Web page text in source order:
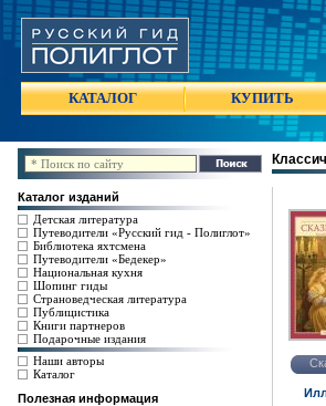
КАТАЛОГ КУПИТЬ
Каталог изданий
Детская литература
Путеводители «Русский гид - Полиглот»
Библиотека яхтсмена
Путеводители «Бедекер»
Национальная кухня
Шопинг гиды
Страноведческая литература
Публицистика
Книги партнеров
Подарочные издания
Наши авторы
Каталог
Полезная информация